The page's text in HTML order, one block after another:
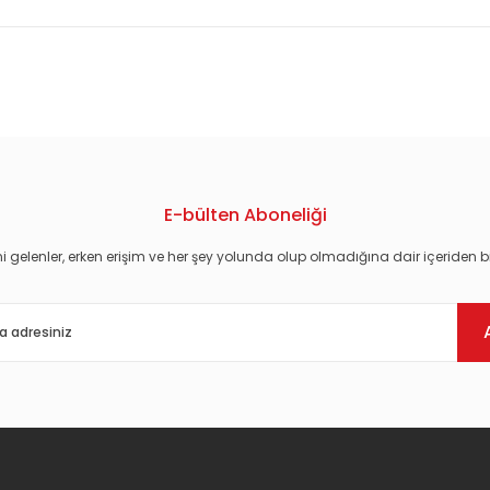
E-bülten Aboneliği
gelenler, erken erişim ve her şey yolunda olup olmadığına dair içeriden